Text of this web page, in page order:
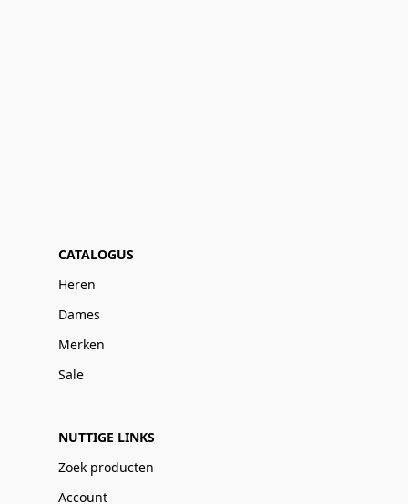
CATALOGUS
Heren
Dames
Merken
Sale
NUTTIGE LINKS
Zoek producten
Account